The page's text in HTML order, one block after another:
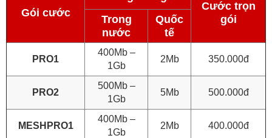
Gói cước
Cước trọn
gói
Trong
nước
Quốc
tế
PRO1
400Mb –
1Gb
2Mb 350.000đ
PRO2
500Mb –
1Gb
5Mb 500.000đ
MESHPRO1
400Mb –
1Gb
2Mb 400.000đ